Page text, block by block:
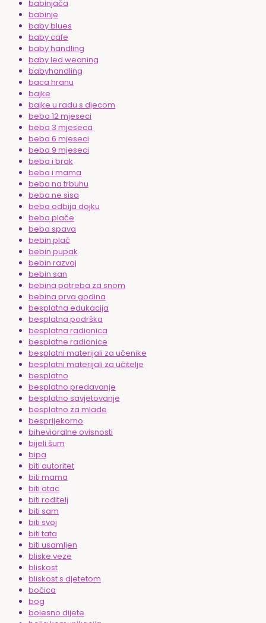
babinjača
babinje
baby blues
baby cafe
baby handling
baby led weaning
babyhandling
baca hranu
bajke
bajke u radu s djecom
beba 12 mjeseci
beba 3 mjeseca
beba 6 mjeseci
beba 9 mjeseci
beba i brak
beba i mama
beba na trbuhu
beba ne sisa
beba odbija dojku
beba plače
beba spava
bebin plač
bebin pupak
bebin razvoj
bebin san
bebina potreba za snom
bebina prva godina
besplatna edukacija
besplatna podrška
besplatna radionica
besplatne radionice
besplatni materijali za učenike
besplatni materijali za učitelje
besplatno
besplatno predavanje
besplatno savjetovanje
besplatno za mlade
besprijekorno
bihevioralne ovisnosti
bijeli šum
bipa
biti autoritet
biti mama
biti otac
biti roditelj
biti sam
biti svoj
biti tata
biti usamljen
bliske veze
bliskost
bliskost s djetetom
bočica
bog
bolesno dijete